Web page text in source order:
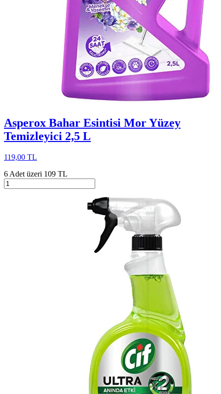
Asperox Bahar Esintisi Mor Yüzey
Temizleyici 2,5 L
119,00 TL
6 Adet üzeri 109 TL